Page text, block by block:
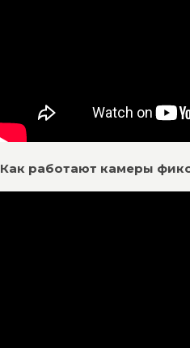
Как работают камеры